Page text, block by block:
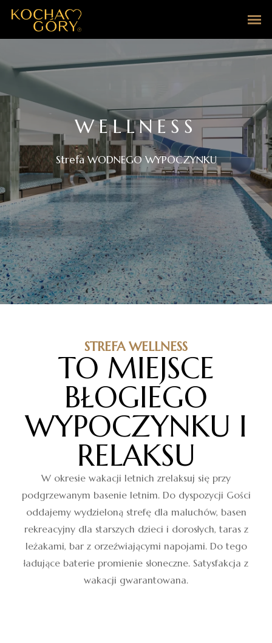
WELLNESS
Strefa WODNEGO WYPOCZYNKU
STREFA WELLNESS
TO MIEJSCE
BŁOGIEGO
WYPOCZYNKU I
RELAKSU
W okresie wakacji letnich zrelaksuj się przy
podgrzewanym basenie letnim. Do dyspozycji Gości
oddajemy wydzieloną strefę dla maluchów, basen
rekreacyjny dla starszych dzieci i dorosłych, taras z
leżakami, bar z orzeźwiającymi napojami. Do tego
ładujące baterie promienie słoneczne. Satysfakcja z
wakacji gwarantowana.